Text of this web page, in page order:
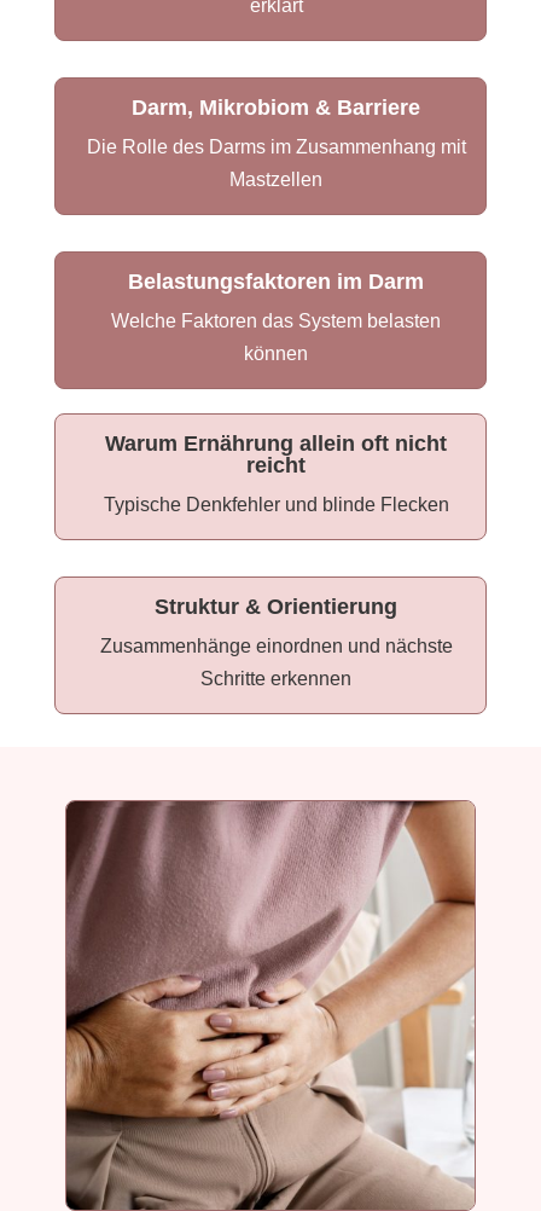
erklärt
Darm, Mikrobiom & Barriere
Die Rolle des Darms im Zusammenhang mit
Mastzellen
Belastungsfaktoren im Darm
Welche Faktoren das System belasten
können
Warum Ernährung allein oft nicht
reicht
Typische Denkfehler und blinde Flecken
Struktur & Orientierung
Zusammenhänge einordnen und nächste
Schritte erkennen